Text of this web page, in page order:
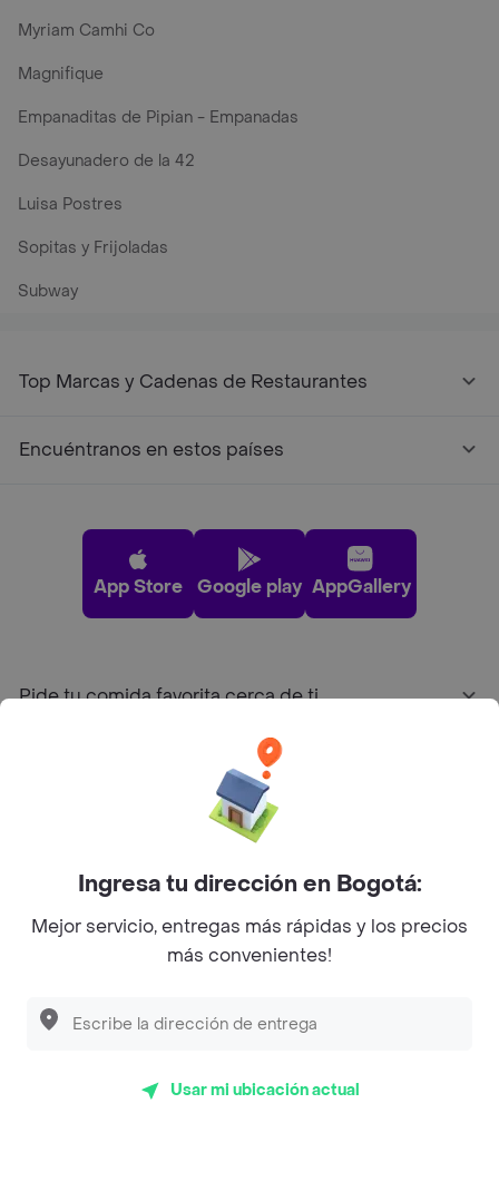
Myriam Camhi Co
Magnifique
Empanaditas de Pipian - Empanadas
Desayunadero de la 42
Luisa Postres
Sopitas y Frijoladas
Subway
Top Marcas y Cadenas de Restaurantes
Encuéntranos en estos países
App Store Google play AppGallery
Pide tu comida favorita cerca de ti
Sobre Rappi
Facebook
Twitter
Instagram
©2026Rappi Inc. All rights reserved.
Ingresa tu dirección en Bogotá:
Mejor servicio, entregas más rápidas y los precios
más convenientes!
Usar mi ubicación actual